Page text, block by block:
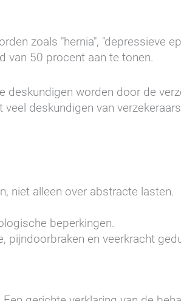
zoals "hernia", "depressieve
van 50 procent aan te tonen.
deskundigen worden door de
deskundigen van
niet alleen over abstracte lasten.
beperkingen.
pijndoorbraken en veerkracht